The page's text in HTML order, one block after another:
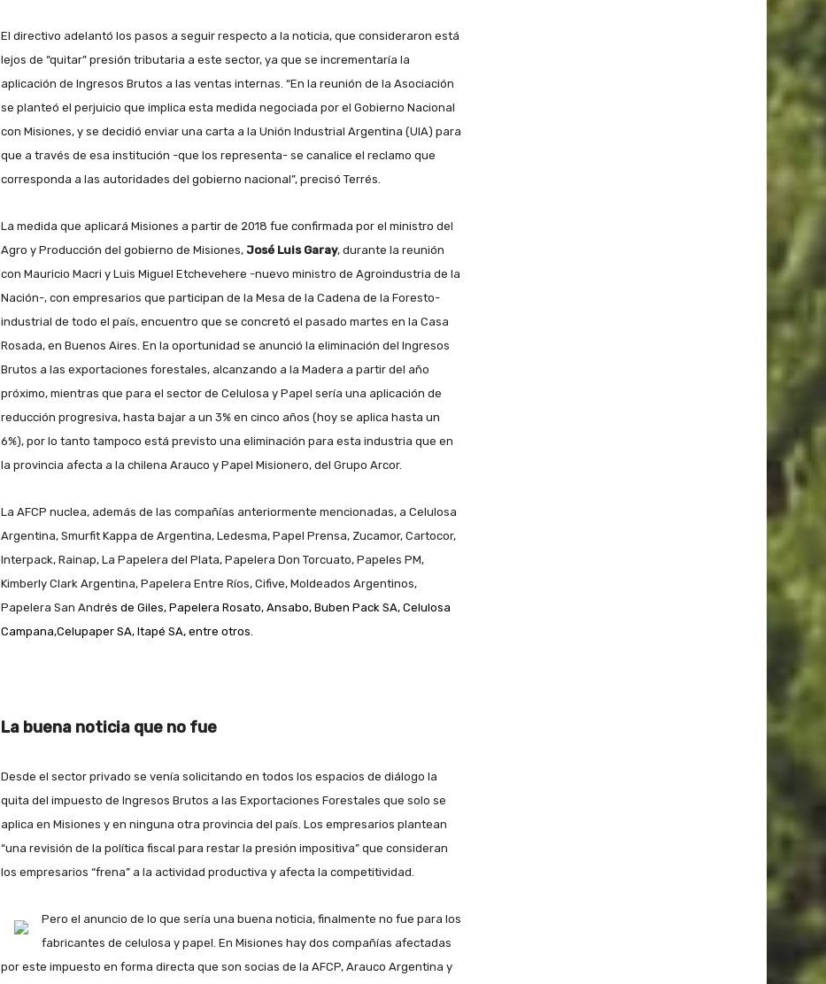
El directivo adelantó los pasos a seguir respecto a la noticia, que consideraron está
lejos de “quitar” presión tributaria a este sector, ya que se incrementaría la
aplicación de Ingresos Brutos a las ventas internas. “En la reunión de la Asociación
se planteó el perjuicio que implica esta medida negociada por el Gobierno Nacional
con Misiones, y se decidió enviar una carta a la Unión Industrial Argentina (UIA) para
que a través de esa institución -que los representa- se canalice el reclamo que
corresponda a las autoridades del gobierno nacional”, precisó Terrés.
La medida que aplicará Misiones a partir de 2018 fue confirmada por el ministro del
Agro y Producción del gobierno de Misiones, José Luis Garay, durante la reunión
con Mauricio Macri y Luis Miguel Etchevehere -nuevo ministro de Agroindustria de la
Nación-, con empresarios que participan de la Mesa de la Cadena de la Foresto-
industrial de todo el país, encuentro que se concretó el pasado martes en la Casa
Rosada, en Buenos Aires. En la oportunidad se anunció la eliminación del Ingresos
Brutos a las exportaciones forestales, alcanzando a la Madera a partir del año
próximo, mientras que para el sector de Celulosa y Papel sería una aplicación de
reducción progresiva, hasta bajar a un 3% en cinco años (hoy se aplica hasta un
6%), por lo tanto tampoco está previsto una eliminación para esta industria que en
la provincia afecta a la chilena Arauco y Papel Misionero, del Grupo Arcor.
La AFCP nuclea, además de las compañías anteriormente mencionadas, a Celulosa
Argentina, Smurfit Kappa de Argentina, Ledesma, Papel Prensa, Zucamor, Cartocor,
Interpack, Rainap, La Papelera del Plata, Papelera Don Torcuato, Papeles PM,
Kimberly Clark Argentina, Papelera Entre Ríos, Cifive, Moldeados Argentinos,
Papelera San Andrés de Giles, Papelera Rosato, Ansabo, Buben Pack SA, Celulosa
Campana,Celupaper SA, Itapé SA, entre otros.
La buena noticia que no fue
Desde el sector privado se venía solicitando en todos los espacios de diálogo la
quita del impuesto de Ingresos Brutos a las Exportaciones Forestales que solo se
aplica en Misiones y en ninguna otra provincia del país. Los empresarios plantean
“una revisión de la política fiscal para restar la presión impositiva” que consideran
los empresarios “frena” a la actividad productiva y afecta la competitividad.
Pero el anuncio de lo que sería una buena noticia, finalmente no fue para los
fabricantes de celulosa y papel. En Misiones hay dos compañías afectadas
por este impuesto en forma directa que son socias de la AFCP, Arauco Argentina y